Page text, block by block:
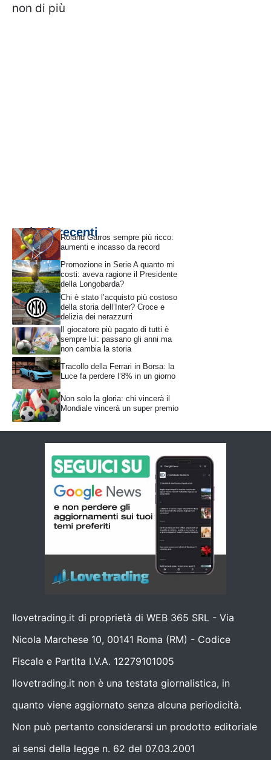
non di più
Articoli recentiRoland Garros sempre più ricco:
aumenti e incasso da record
Promozione in Serie A quanto mi
costi: aveva ragione il Presidente
della Longobarda?
Chi è stato l’acquisto più costoso
della storia dell’Inter? Croce e
delizia dei nerazzurri
Il giocatore più pagato di tutti è
sempre lui: passano gli anni ma
non cambia la storia
Tracollo della Ferrari in Borsa: la
Luce fa perdere l’8% in un giorno
Non solo la gloria: chi vincerà il
Mondiale vincerà un super premio
Ilovetrading.it di proprietà di WEB 365 SRL - Via
Nicola Marchese 10, 00141 Roma (RM) - Codice
Fiscale e Partita I.V.A. 12279101005
Ilovetrading.it non è una testata giornalistica, in
quanto viene aggiornato senza alcuna periodicità.
Non può pertanto considerarsi un prodotto editoriale
ai sensi della legge n. 62 del 07.03.2001